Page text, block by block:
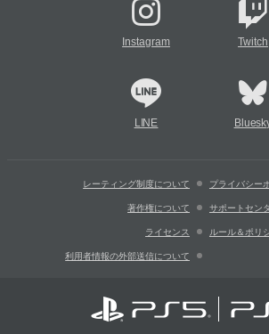
Instagram Twitch
LINE
レーティング制度について プライバシー
著作権について サポートセン
ライセンス ルール＆ポリ
利用者情報の外部送信について